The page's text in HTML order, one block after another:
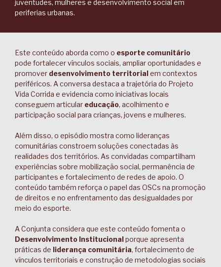
juventudes, mulheres e desenvolvimento social em
periferias urbanas.
Este conteúdo aborda como o esporte comunitário
pode fortalecer vínculos sociais, ampliar oportunidades e
promover desenvolvimento territorialem contextos
periféricos. A conversa destaca a trajetória do Projeto
Vida Corrida e evidencia como iniciativas locais
conseguem articular educação, acolhimento e
participação social para crianças, jovens e mulheres.
Além disso, o episódio mostra como lideranças
comunitárias constroem soluções conectadas às
realidades dos territórios. As convidadas compartilham
experiências sobre mobilização social, permanência de
participantes e fortalecimento de redes de apoio. O
conteúdo também reforça o papel das OSCs na promoção
de direitos e no enfrentamento das desigualdades por
meio do esporte.
A Conjunta considera que este conteúdo fomenta o
Desenvolvimento Institucionalporque apresenta
práticas de liderança comunitária, fortalecimento de
vínculos territoriais e construção de metodologias sociais